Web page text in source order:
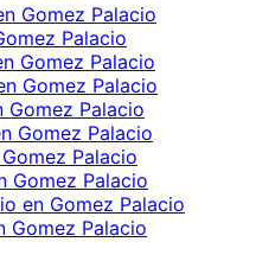
Gomez Palacio
Palacio
Gomez Palacio
Gomez Palacio
Gomez Palacio
Gomez Palacio
Palacio
Gomez Palacio
en Gomez Palacio
Gomez Palacio